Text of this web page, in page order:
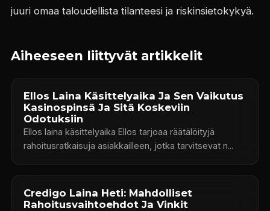
juuri omaa taloudellista tilanteesi ja riskinsietokykyä.
Aiheeseen liittyvät artikkelit
Ellos Laina Käsittelyaika Ja Sen Vaikutus
Kasinospinsä Ja Sitä Koskeviin
Odotuksiin
Ellos laina käsittelyaika Ellos tarjoaa räätälöityjä
rahoitusratkaisuja asiakkailleen, jotka tarvitsevat n...
Credigo Laina Heti: Mahdolliset
Rahoitusvaihtoehdot Ja Vinkit